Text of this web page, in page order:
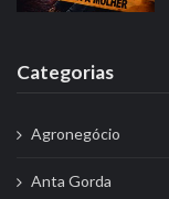
Categorias
Agronegócio
Anta Gorda